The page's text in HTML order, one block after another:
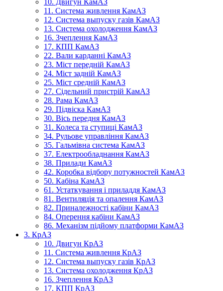
10. Двигун КамАЗ
11. Система живлення КамАЗ
12. Система выпуску газів КамАЗ
13. Система охолодження КамАЗ
16. Зчеплення КамАЗ
17. КПП КамАЗ
22. Вали карданні КамАЗ
23. Міст передній КамАЗ
24. Міст задній КамАЗ
25. Міст средній КамАЗ
27. Сідельний пристрій КамАЗ
28. Рама КамАЗ
29. Підвіска КамАЗ
30. Вісь передня КамАЗ
31. Колеса та ступиці КамАЗ
34. Рульове управління КамАЗ
35. Гальмівна система КамАЗ
37. Електрообладнання КамАЗ
38. Прилади КамАЗ
42. Коробка відбору потужностей КамАЗ
50. Кабіна КамАЗ
61. Устаткування і приладдя КамАЗ
81. Вентиляція та опалення КамАЗ
82. Приналежності кабіни КамАЗ
84. Оперення кабіни КамАЗ
86. Механізм підйому платформи КамАЗ
3. КрАЗ
10. Двигун КрАЗ
11. Система живлення КрАЗ
12. Система выпуску газів КрАЗ
13. Система охолодження КрАЗ
16. Зчеплення КрАЗ
17. КПП КрАЗ